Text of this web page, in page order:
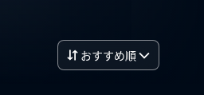
おすすめ順